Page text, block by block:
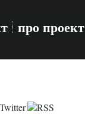
про проект